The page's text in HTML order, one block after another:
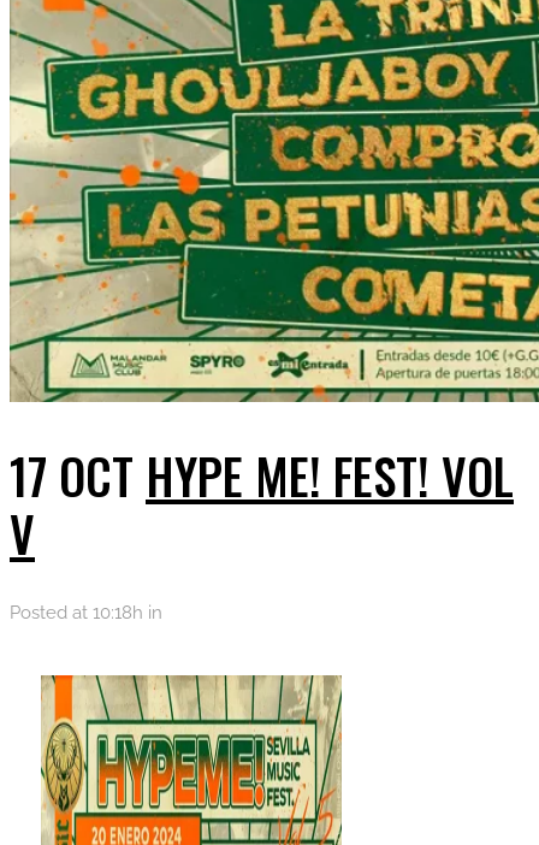
17 OCT HYPE ME! FEST! VOL
V
Posted at 10:18h in